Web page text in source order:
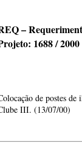
–
1688 / 2000
de postes
III. (13/07/00)